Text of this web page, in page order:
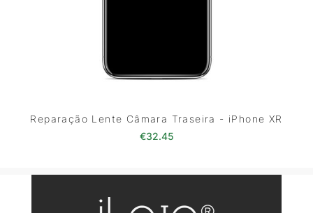
Reparação Lente Câmara Traseira - iPhone XR
€32.45